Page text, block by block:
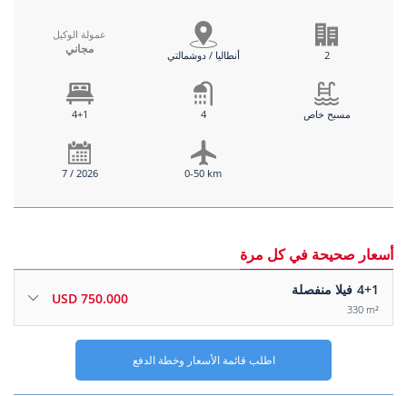
عمولة الوكيل
مجاني أنطاليا / دوشمالتي 2
4+1 4 مسبح خاص
7 / 2026 0-50 km
أسعار صحيحة في كل مرة
4+1 فيلا منفصلة
330 m²
750.000 USD
اطلب قائمة الأسعار وخطة الدفع